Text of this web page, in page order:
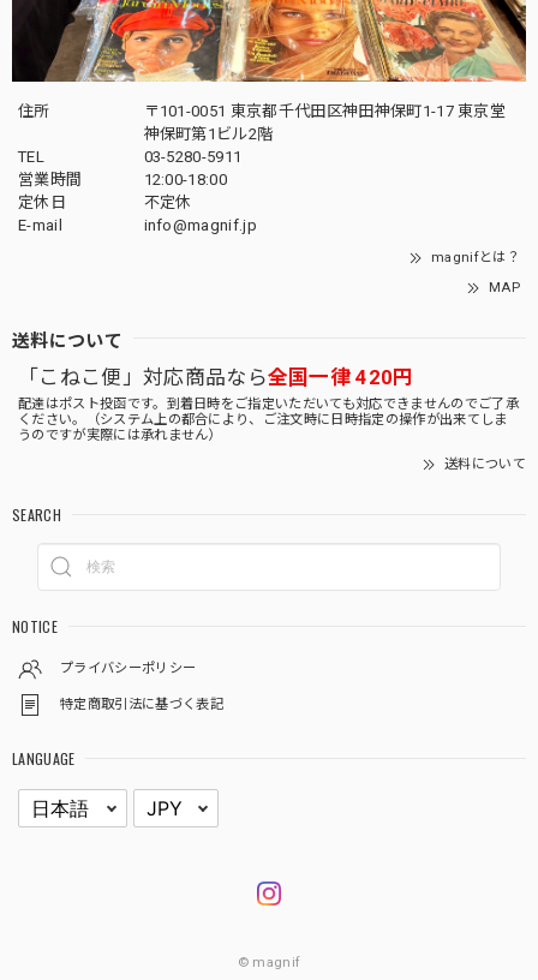
住所
〒101-0051 東京都千代田区神田神保町1-17 東京堂
神保町第1ビル2階
TEL
03-5280-5911
営業時間
12:00-18:00
定休日
不定休
E-mail
info@magnif.jp
magnifとは？
MAP
送料について
「こねこ便」対応商品なら全国一律 420円
配達はポスト投函です。到着日時をご指定いただいても対応できませんのでご了承
ください。（システム上の都合により、ご注文時に日時指定の操作が出来てしま
うのですが実際には承れません）
送料について
SEARCH
NOTICE
プライバシーポリシー
特定商取引法に基づく表記
LANGUAGE
© magnif